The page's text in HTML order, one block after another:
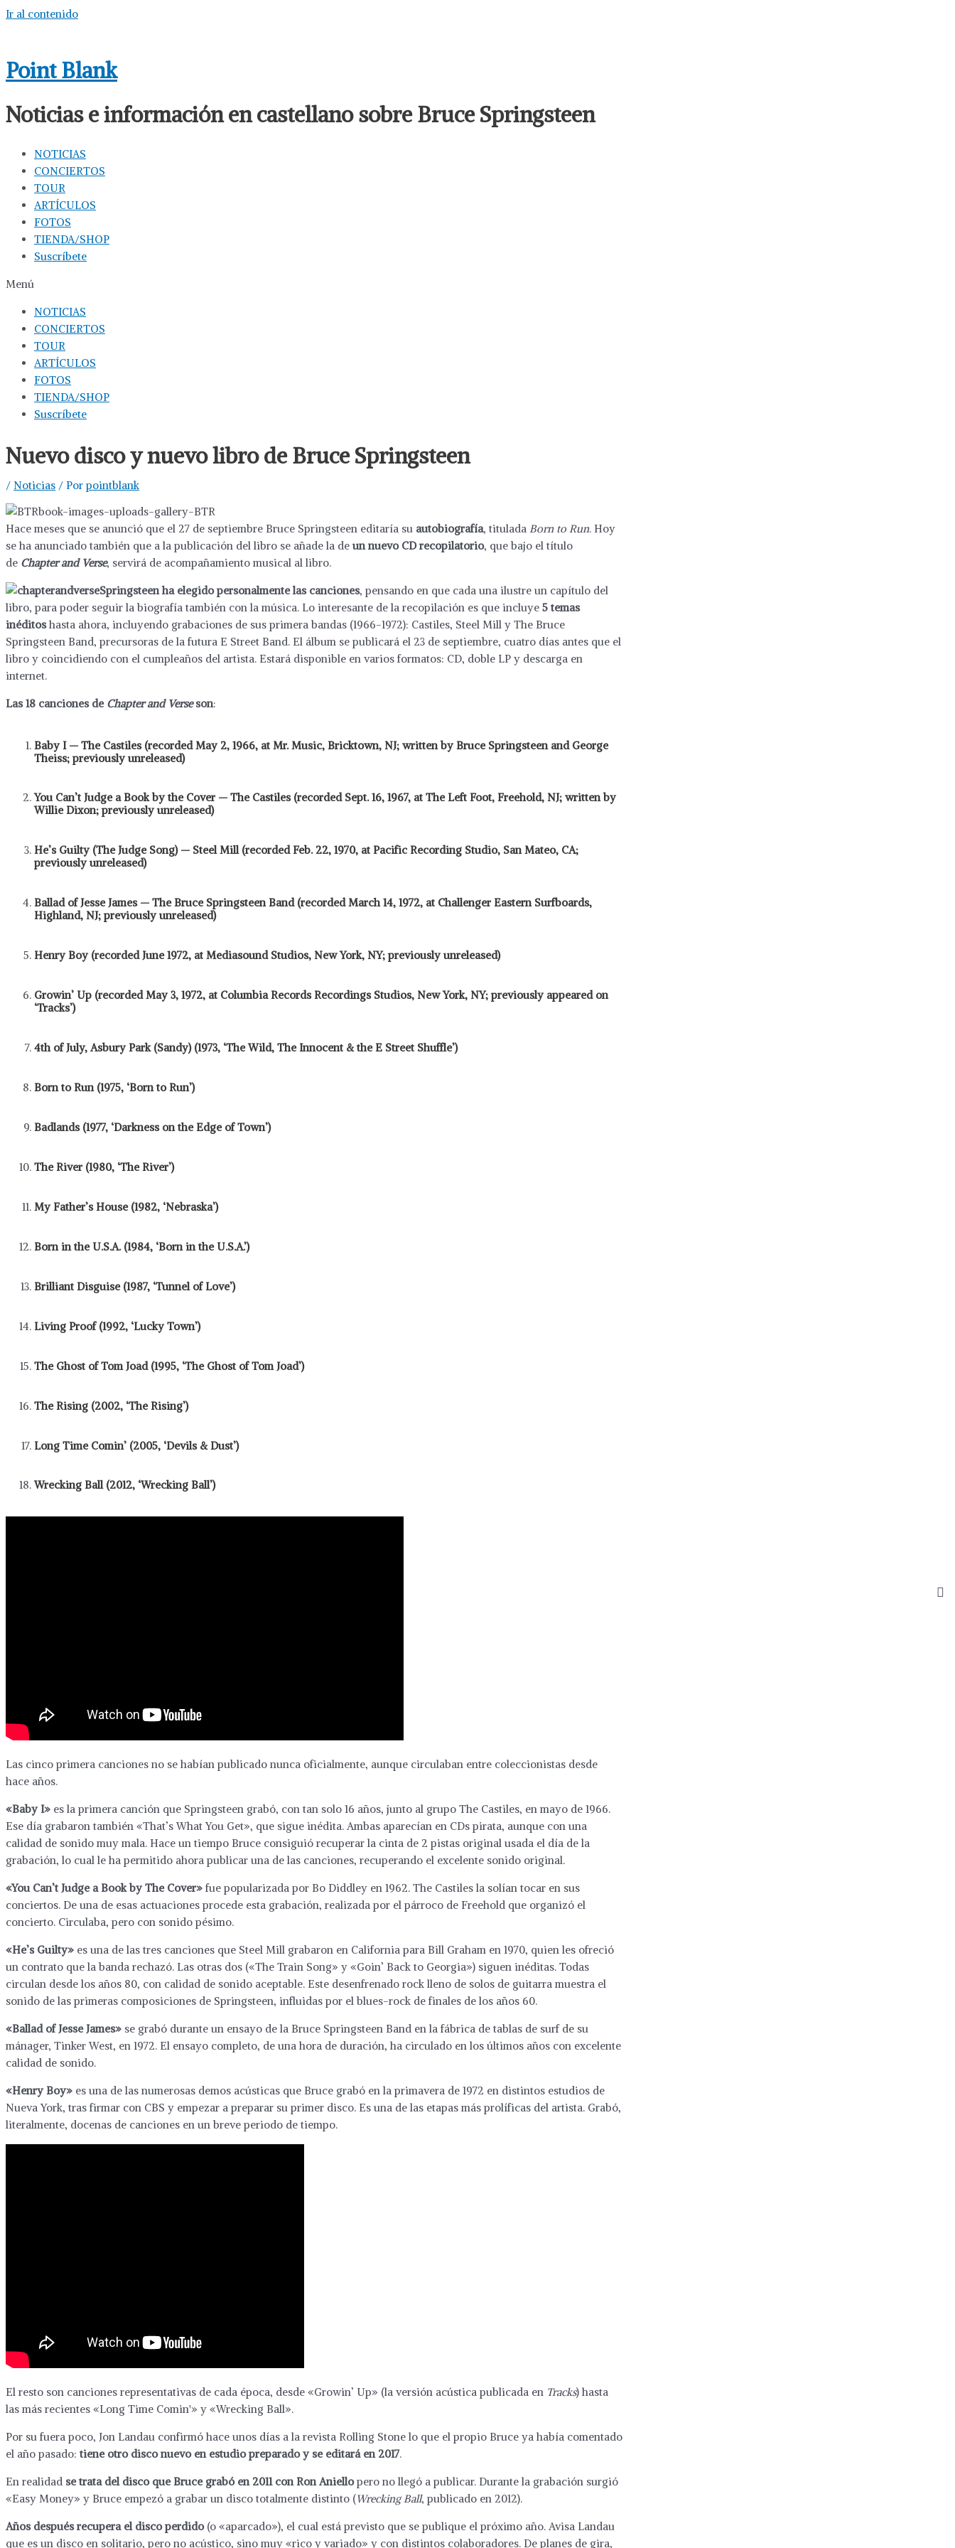
Ir al contenido
Point Blank
Noticias e información en castellano sobre Bruce Springsteen
NOTICIAS
CONCIERTOS
TOUR
ARTÍCULOS
FOTOS
TIENDA/SHOP
Suscríbete
Menú
NOTICIAS
CONCIERTOS
TOUR
ARTÍCULOS
FOTOS
TIENDA/SHOP
Suscríbete
Nuevo disco y nuevo libro de Bruce Springsteen
/ Noticias / Por pointblank
Hace meses que se anunció que el 27 de septiembre Bruce Springsteen editaría su autobiografía, titulada Born to Run. Hoy
se ha anunciado también que a la publicación del libro se añade la de un nuevo CD recopilatorio, que bajo el título
de Chapter and Verse, servirá de acompañamiento musical al libro.
Springsteen ha elegido personalmente las canciones, pensando en que cada una ilustre un capítulo del
libro, para poder seguir la biografía también con la música. Lo interesante de la recopilación es que incluye 5 temas
inéditoshasta ahora, incluyendo grabaciones de sus primera bandas (1966-1972): Castiles, Steel Mill y The Bruce
Springsteen Band, precursoras de la futura E Street Band. El álbum se publicará el 23 de septiembre, cuatro días antes que el
libro y coincidiendo con el cumpleaños del artista. Estará disponible en varios formatos: CD, doble LP y descarga en
internet.
Las 18 canciones de Chapter and Verseson:
Baby I — The Castiles (recorded May 2, 1966, at Mr. Music, Bricktown, NJ; written by Bruce Springsteen and George
Theiss; previously unreleased)
You Can’t Judge a Book by the Cover — The Castiles (recorded Sept. 16, 1967, at The Left Foot, Freehold, NJ; written by
Willie Dixon; previously unreleased)
He’s Guilty (The Judge Song) — Steel Mill (recorded Feb. 22, 1970, at Pacific Recording Studio, San Mateo, CA;
previously unreleased)
Ballad of Jesse James — The Bruce Springsteen Band (recorded March 14, 1972, at Challenger Eastern Surfboards,
Highland, NJ; previously unreleased)
Henry Boy (recorded June 1972, at Mediasound Studios, New York, NY; previously unreleased)
Growin’ Up (recorded May 3, 1972, at Columbia Records Recordings Studios, New York, NY; previously appeared on
‘Tracks’)
4th of July, Asbury Park (Sandy) (1973, ‘The Wild, The Innocent & the E Street Shuffle’)
Born to Run (1975, ‘Born to Run’)
Badlands (1977, ‘Darkness on the Edge of Town’)
The River (1980, ‘The River’)
My Father’s House (1982, ‘Nebraska’)
Born in the U.S.A. (1984, ‘Born in the U.S.A.’)
Brilliant Disguise (1987, ‘Tunnel of Love’)
Living Proof (1992, ‘Lucky Town’)
The Ghost of Tom Joad (1995, ‘The Ghost of Tom Joad’)
The Rising (2002, ‘The Rising’)
Long Time Comin’ (2005, ‘Devils & Dust’)
Wrecking Ball (2012, ‘Wrecking Ball’)
Las cinco primera canciones no se habían publicado nunca oficialmente, aunque circulaban entre coleccionistas desde
hace años.
«Baby I» es la primera canción que Springsteen grabó, con tan solo 16 años, junto al grupo The Castiles, en mayo de 1966.
Ese día grabaron también «That’s What You Get», que sigue inédita. Ambas aparecían en CDs pirata, aunque con una
calidad de sonido muy mala. Hace un tiempo Bruce consiguió recuperar la cinta de 2 pistas original usada el día de la
grabación, lo cual le ha permitido ahora publicar una de las canciones, recuperando el excelente sonido original.
«You Can’t Judge a Book by The Cover» fue popularizada por Bo Diddley en 1962. The Castiles la solían tocar en sus
conciertos. De una de esas actuaciones procede esta grabación, realizada por el párroco de Freehold que organizó el
concierto. Circulaba, pero con sonido pésimo.
«He’s Guilty» es una de las tres canciones que Steel Mill grabaron en California para Bill Graham en 1970, quien les ofreció
un contrato que la banda rechazó. Las otras dos («The Train Song» y «Goin’ Back to Georgia») siguen inéditas. Todas
circulan desde los años 80, con calidad de sonido aceptable. Este desenfrenado rock lleno de solos de guitarra muestra el
sonido de las primeras composiciones de Springsteen, influidas por el blues-rock de finales de los años 60.
«Ballad of Jesse James» se grabó durante un ensayo de la Bruce Springsteen Band en la fábrica de tablas de surf de su
mánager, Tinker West, en 1972. El ensayo completo, de una hora de duración, ha circulado en los últimos años con excelente
calidad de sonido.
«Henry Boy» es una de las numerosas demos acústicas que Bruce grabó en la primavera de 1972 en distintos estudios de
Nueva York, tras firmar con CBS y empezar a preparar su primer disco. Es una de las etapas más prolíficas del artista. Grabó,
literalmente, docenas de canciones en un breve periodo de tiempo.
El resto son canciones representativas de cada época, desde «Growin’ Up» (la versión acústica publicada en Tracks) hasta
las más recientes «Long Time Comin'» y «Wrecking Ball».
Por su fuera poco, Jon Landau confirmó hace unos días a la revista Rolling Stone lo que el propio Bruce ya había comentado
el año pasado: tiene otro disco nuevo en estudio preparado y se editará en 2017.
En realidad se trata del disco que Bruce grabó en 2011 con Ron Aniellopero no llegó a publicar. Durante la grabación surgió
«Easy Money» y Bruce empezó a grabar un disco totalmente distinto (Wrecking Ball, publicado en 2012).
Años después recupera el disco perdido(o «aparcado»), el cual está previsto que se publique el próximo año. Avisa Landau
que es un disco en solitario, pero no acústico, sino muy «rico y variado» y con distintos colaboradores. De planes de gira,